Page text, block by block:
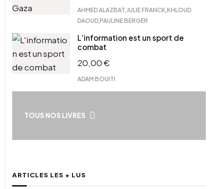
AHMED ALAZBAT JULIE FRANCK KHLOUD
DAOUD PAULINE BERGER
L’information est un sport de
combat
20,00€
ADAM BOUITI
TOUS NOS LIVRES
ARTICLES LES + LUS